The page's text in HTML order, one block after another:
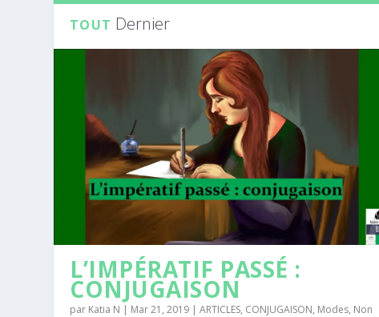
TOUT Dernier
L’IMPÉRATIF PASSÉ :
CONJUGAISON
par Katia N | Mar 21, 2019 |ARTICLES, CONJUGAISON, Modes, Non